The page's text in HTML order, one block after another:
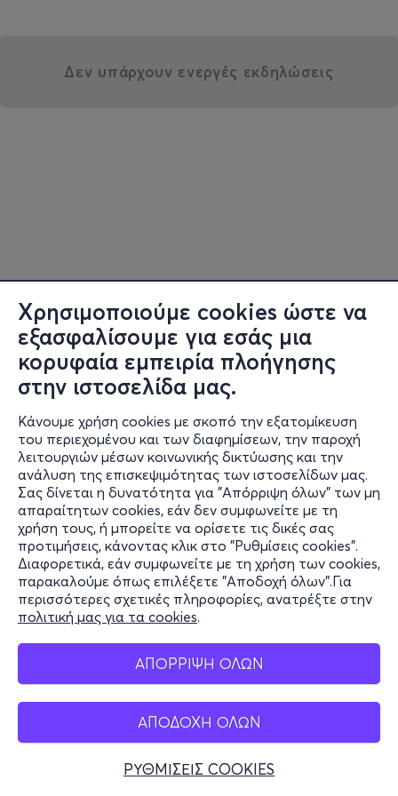
Χρησιμοποιούμε cookies ώστε να
εξασφαλίσουμε για εσάς μια
κορυφαία εμπειρία πλοήγησης
στην ιστοσελίδα μας.
Κάνουμε χρήση cookies με σκοπό την εξατομίκευση
του περιεχομένου και των διαφημίσεων, την παροχή
λειτουργιών μέσων κοινωνικής δικτύωσης και την
ανάλυση της επισκεψιμότητας των ιστοσελίδων μας.
Σας δίνεται η δυνατότητα για "Απόρριψη όλων" των μη
απαραίτητων cookies, εάν δεν συμφωνείτε με τη
χρήση τους, ή μπορείτε να ορίσετε τις δικές σας
προτιμήσεις, κάνοντας κλικ στο "Ρυθμίσεις cookies".
Διαφορετικά, εάν συμφωνείτε με τη χρήση των cookies,
παρακαλούμε όπως επιλέξετε "Αποδοχή όλων".Για
περισσότερες σχετικές πληροφορίες, ανατρέξτε στην
πολιτική μας για τα cookies.
ΑΠΟΡΡΙΨΗ ΟΛΩΝ
ΑΠΟΔΟΧΗ ΟΛΩΝ
ΡΥΘΜΙΣΕΙΣ COOKIES
Δεν υπάρχουν ενεργές εκδηλώσεις